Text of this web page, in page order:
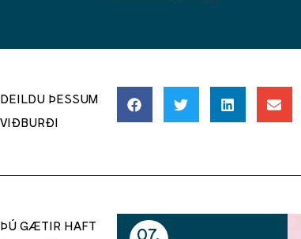
DEILDU ÞESSUM
VIÐBURÐI
ÞÚ GÆTIR HAFT
07